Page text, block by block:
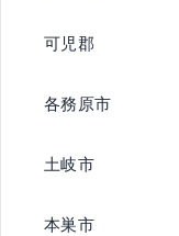
可児郡
各務原市
土岐市
本巣市